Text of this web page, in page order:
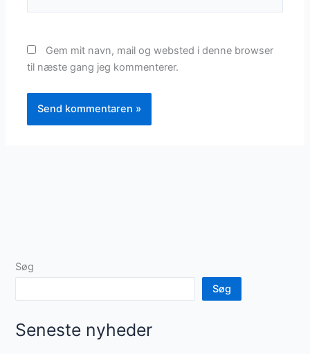
Gem mit navn, mail og websted i denne browser
til næste gang jeg kommenterer.
Søg
Søg
Seneste nyheder